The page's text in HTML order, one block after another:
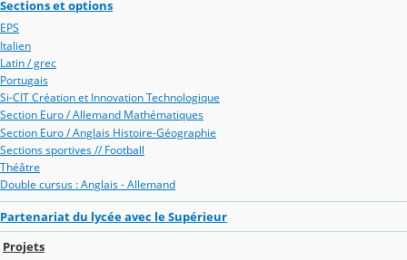
Sections et options
EPS
Italien
Latin / grec
Portugais
Si-CIT Création et Innovation Technologique
Section Euro / Allemand Mathématiques
Section Euro / Anglais Histoire-Géographie
Sections sportives // Football
Théâtre
Double cursus : Anglais - Allemand
Partenariat du lycée avec le Supérieur
Projets